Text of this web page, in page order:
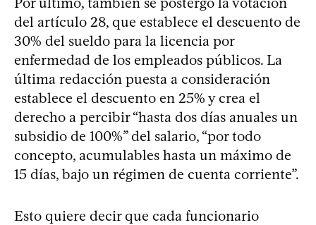
del artículo 28, que establece el descuento de
30% del sueldo para la licencia por
enfermedad de los empleados públicos. La
última redacción puesta a consideración
establece el descuento en 25% y crea el
derecho a percibir “hasta dos días anuales un
subsidio de 100%” del salario, “por todo
concepto, acumulables hasta un máximo de
15 días, bajo un régimen de cuenta corriente”.
Esto quiere decir que cada funcionario